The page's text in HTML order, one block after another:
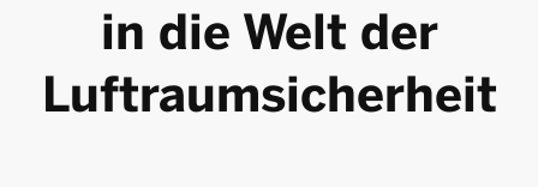
in die Welt der
Luftraumsicherheit